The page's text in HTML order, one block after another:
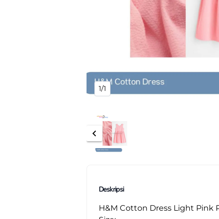
1/1
chevron_left
Deskripsi
H&M Cotton Dress Light Pink